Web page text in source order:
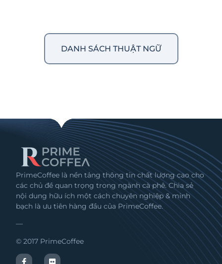
DANH SÁCH THUẬT NGỮ
PrimeCoffee là nền tảng thông tin chất lượng cao cho
các chủ đề quan trọng trong ngành cà phê. Chia sẻ
nội dung hữu ích một cách chuyên nghiệp & minh
bạch là ưu tiên hàng đầu của PrimeCoffee.
—
© 2017 PrimeCoffee